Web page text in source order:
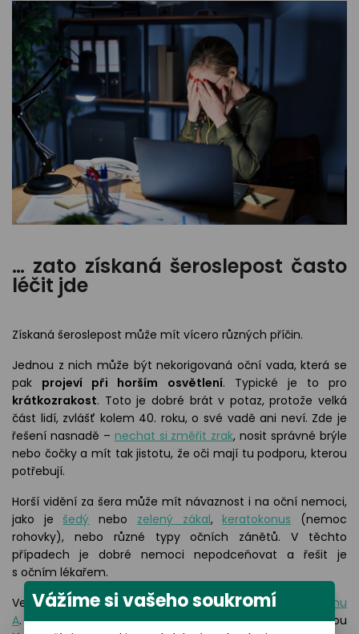
… zato získaná šeroslepost často
léčit jde
Získaná šeroslepost může mít vícero různých příčin.
Jednou z nich může být nekorigovaná oční vada, která se
pak projeví při horším osvětlení. Typické je to pro
krátkozrakost. Toto je dobré brát v potaz, protože velká
část lidí, zvlášť kolem 40. roku, o své vadě ani neví. Zde je
řešení nasnadě – nechat si změřit zrak, nosit správné brýle
nebo čočky a mít tak jistotu, že oči mají tu podporu, kterou
potřebují.
Horší vidění za šera může mít návaznost i na oční nemoci,
jako je šedý nebo zelený zákal,keratokonus (nemoc
rohovky), nebo různé typy očních zánětů. V těchto
případech je dobré nemoci nepodceňovat a řešit je
s očním lékařem.
Velmi často je šeroslepost vyvolánanedostatkem vitamínu
A. Ten je obsažen třeba v živočišných produktech jako jsou
Vážíme si vašeho soukromí